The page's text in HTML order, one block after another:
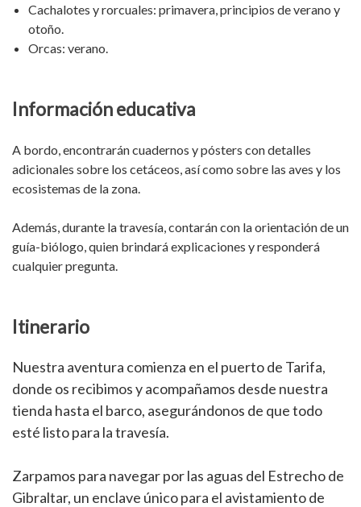
Cachalotes y rorcuales: primavera, principios de verano y
otoño.
Orcas: verano.
Información educativa
A bordo, encontrarán cuadernos y pósters con detalles
adicionales sobre los cetáceos, así como sobre las aves y los
ecosistemas de la zona.
Además, durante la travesía, contarán con la orientación de un
guía-biólogo, quien brindará explicaciones y responderá
cualquier pregunta.
Itinerario
Nuestra aventura comienza en el puerto de Tarifa,
donde os recibimos y acompañamos desde nuestra
tienda hasta el barco, asegurándonos de que todo
esté listo para la travesía.
Zarpamos para navegar por las aguas del Estrecho de
Gibraltar, un enclave único para el avistamiento de